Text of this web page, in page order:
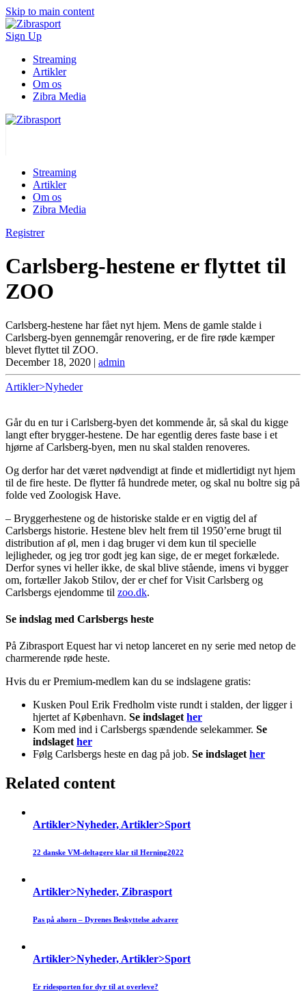
Skip to main content
Sign Up
Streaming
Artikler
Om os
Zibra Media
Streaming
Artikler
Om os
Zibra Media
Registrer
Carlsberg-hestene er flyttet til
ZOO
Carlsberg-hestene har fået nyt hjem. Mens de gamle stalde i
Carlsberg-byen gennemgår renovering, er de fire røde kæmper
blevet flyttet til ZOO.
December 18, 2020 | admin
Artikler>Nyheder
Går du en tur i Carlsberg-byen det kommende år, så skal du kigge
langt efter brygger-hestene. De har egentlig deres faste base i et
hjørne af Carlsberg-byen, men nu skal stalden renoveres.
Og derfor har det været nødvendigt at finde et midlertidigt nyt hjem
til de fire heste. De flytter få hundrede meter, og skal nu boltre sig på
folde ved Zoologisk Have.
– Bryggerhestene og de historiske stalde er en vigtig del af
Carlsbergs historie. Hestene blev helt frem til 1950’erne brugt til
distribution af øl, men i dag bruger vi dem kun til specielle
lejligheder, og jeg tror godt jeg kan sige, de er meget forkælede.
Derfor synes vi heller ikke, de skal blive stående, imens vi bygger
om, fortæller Jakob Stilov, der er chef for Visit Carlsberg og
Carlsbergs ejendomme til zoo.dk.
Se indslag med Carlsbergs heste
På Zibrasport Equest har vi netop lanceret en ny serie med netop de
charmerende røde heste.
Hvis du er Premium-medlem kan du se indslagene gratis:
Kusken Poul Erik Fredholm viste rundt i stalden, der ligger i
hjertet af København. Se indslagether
Kom med ind i Carlsbergs spændende selekammer. Se
indslagether
Følg Carlsbergs heste en dag på job. Se indslagether
Related content
Artikler>Nyheder, Artikler>Sport
22 danske VM-deltagere klar til Herning2022
Artikler>Nyheder, Zibrasport
Pas på ahorn – Dyrenes Beskyttelse advarer
Artikler>Nyheder, Artikler>Sport
Er ridesporten for dyr til at overleve?